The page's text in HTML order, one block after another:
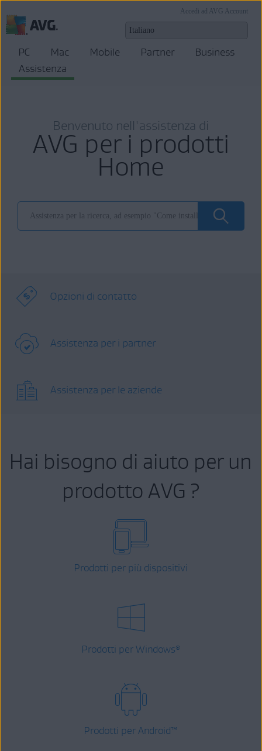
Accedi ad AVG Account
PC Mac Mobile Partner
Business
Assistenza
Benvenuto nell'assistenza di
AVG per i prodotti
Home
Opzioni di contatto
Assistenza per i partner
Assistenza per le aziende
Hai bisogno di aiuto per un
prodotto AVG ?
Prodotti per più dispositivi
Prodotti per Windows®
Prodotti per Android™